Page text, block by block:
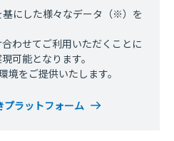
にした様々なデータ（※）を
わせてご利用いただくことに
可能となります。
をご提供いたします。
プラットフォーム